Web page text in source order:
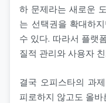
하 문제라는 새로운
는 선택권을 확대하
수 있다. 따라서 플랫
질적 관리와 사용자
결국 오피스타의 과
피로하지 않고도 올